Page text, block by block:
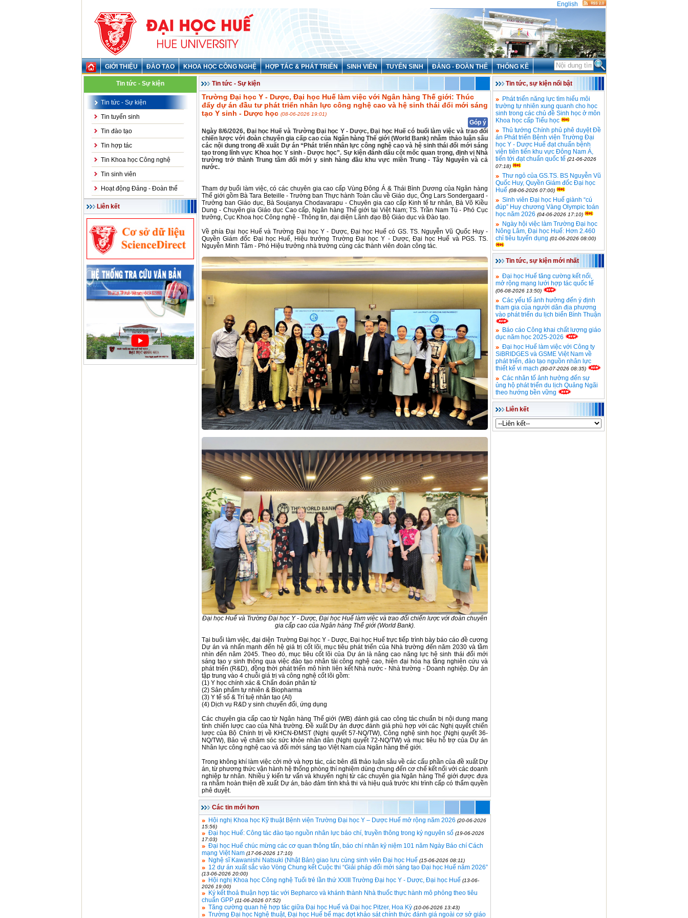
English
GIỚI THIỆU ĐÀO TẠO KHOA HỌC CÔNG NGHỆ HỢP TÁC & PHÁT TRIỂN SINH VIÊN TUYỂN SINH ĐẢNG - ĐOÀN THỂ THỐNG KÊ
Tin tức - Sự kiện
Tin tức - Sự kiện
Tin tuyển sinh
Tin đào tạo
Tin hợp tác
Tin Khoa học Công nghệ
Tin sinh viên
Hoạt động Đảng - Đoàn thể
Liên kết
Tin tức - Sự kiện
Trường Đại học Y - Dược, Đại học Huế làm việc với Ngân hàng Thế giới: Thúc
đẩy dự án đầu tư phát triển nhân lực công nghệ cao và hệ sinh thái đổi mới sáng
tạo Y sinh - Dược học (08-06-2026 19:01)
Góp ý
Ngày 8/6/2026, Đại học Huế và Trường Đại học Y - Dược, Đại học Huế có buổi làm việc và trao đổi
chiến lược với đoàn chuyên gia cấp cao của Ngân hàng Thế giới (World Bank) nhằm thảo luận sâu
các nội dung trong đề xuất Dự án “Phát triển nhân lực công nghệ cao và hệ sinh thái đổi mới sáng
tạo trong lĩnh vực Khoa học Y sinh - Dược học”. Sự kiện đánh dấu cột mốc quan trọng, định vị Nhà
trường trở thành Trung tâm đổi mới y sinh hàng đầu khu vực miền Trung - Tây Nguyên và cả
nước.
Tham dự buổi làm việc, có các chuyên gia cao cấp Vùng Đông Á & Thái Bình Dương của Ngân hàng
Thế giới gồm Bà Tara Beteille - Trưởng ban Thực hành Toàn cầu về Giáo dục, Ông Lars Sondergaard -
Trưởng ban Giáo dục, Bà Soujanya Chodavarapu - Chuyên gia cao cấp Kinh tế tư nhân, Bà Võ Kiều
Dung - Chuyên gia Giáo dục Cao cấp, Ngân hàng Thế giới tại Việt Nam; TS. Trần Nam Tú - Phó Cục
trưởng, Cục Khoa học Công nghệ - Thông tin, đại diện Lãnh đạo Bộ Giáo dục và Đào tạo.
Về phía Đại học Huế và Trường Đại học Y - Dược, Đại học Huế có GS. TS. Nguyễn Vũ Quốc Huy -
Quyền Giám đốc Đại học Huế, Hiệu trưởng Trường Đại học Y - Dược, Đại học Huế và PGS. TS.
Nguyễn Minh Tâm - Phó Hiệu trưởng nhà trường cùng các thành viên đoàn công tác.
Đại học Huế và Trường Đại học Y - Dược, Đại học Huế làm việc và trao đổi chiến lược với đoàn chuyên
gia cấp cao của Ngân hàng Thế giới (World Bank).
Tại buổi làm việc, đại diện Trường Đại học Y - Dược, Đại học Huế trực tiếp trình bày báo cáo đề cương
Dự án và nhấn mạnh đến hệ giá trị cốt lõi, mục tiêu phát triển của Nhà trường đến năm 2030 và tầm
nhìn đến năm 2045. Theo đó, mục tiêu cốt lõi của Dự án là nâng cao năng lực hệ sinh thái đổi mới
sáng tạo y sinh thông qua việc đào tạo nhân tài công nghệ cao, hiện đại hóa hạ tầng nghiên cứu và
phát triển (R&D), đồng thời phát triển mô hình liên kết Nhà nước - Nhà trường - Doanh nghiệp. Dự án
tập trung vào 4 chuỗi giá trị và công nghệ cốt lõi gồm:
(1) Y học chính xác & Chẩn đoán phân tử
(2) Sản phẩm tự nhiên & Biopharma
(3) Y tế số & Trí tuệ nhân tạo (AI)
(4) Dịch vụ R&D y sinh chuyển đổi, ứng dụng
Các chuyên gia cấp cao từ Ngân hàng Thế giới (WB) đánh giá cao công tác chuẩn bị nội dung mang
tính chiến lược cao của Nhà trường.Đề xuất Dự án được đánh giá phù hợp với các Nghị quyết chiến
lược của Bộ Chính trị về KHCN-ĐMST (Nghị quyết 57-NQ/TW), Công nghệ sinh học (Nghị quyết 36-
NQ/TW), Bảo vệ chăm sóc sức khỏe nhân dân (Nghị quyết 72-NQ/TW) và mục tiêu hỗ trợ của Dự án
Nhân lực công nghệ cao và đổi mới sáng tạo Việt Nam của Ngân hàng thế giới.
Trong không khí làm việc cởi mở và hợp tác, các bên đã thảo luận sâu về các cấu phần của đề xuất Dự
án , từ phương thức vận hành hệ thống phòng thí nghiệm dùng chung đến cơ chế kết nối với các doanh
nghiệp tư nhân. Nhiều ý kiến tư vấn và khuyến nghị từ các chuyên gia Ngân hàng Thế giới được đưa
ra nhằm hoàn thiện đề xuất Dự án,bảo đảm tính khả thi và hiệu quả trước khi trình cấp có thẩm quyền
phê duyệt.
Các tin mới hơn
Hội nghị Khoa học Kỹ thuật Bệnh viện Trường Đại học Y – Dược Huế mở rộng năm 2026 (20-06-2026
15:56)
Đại học Huế: Công tác đào tạo nguồn nhân lực báo chí, truyền thông trong kỷ nguyên số (19-06-2026
17:03)
Đại học Huế chúc mừng các cơ quan thông tấn, báo chí nhân kỷ niệm 101 năm Ngày Báo chí Cách
mạng Việt Nam (17-06-2026 17:10)
Nghệ sĩ Kawanishi Natsuki (Nhật Bản) giao lưu cùng sinh viên Đại học Huế (15-06-2026 08:11)
12 dự án xuất sắc vào Vòng Chung kết Cuộc thi “Giải pháp đổi mới sáng tạo Đại học Huế năm 2026”
(13-06-2026 20:00)
Hội nghị Khoa học Công nghệ Tuổi trẻ lần thứ XXIII Trường Đại học Y - Dược, Đại học Huế (13-06-
2026 19:00)
Ký kết thoả thuận hợp tác với Bepharco và khánh thành Nhà thuốc thực hành mô phỏng theo tiêu
chuẩn GPP (11-06-2026 07:52)
Tăng cường quan hệ hợp tác giữa Đại học Huế và Đại học Pitzer, Hoa Kỳ (10-06-2026 13:43)
Trường Đại học Nghệ thuật, Đại học Huế bế mạc đợt khảo sát chính thức đánh giá ngoài cơ sở giáo
Tin tức, sự kiện nổi bật
Phát triển năng lực tìm hiểu môi
trường tự nhiên xung quanh cho học
sinh trong các chủ đề Sinh học ở môn
Khoa học cấp Tiểu học
Thủ tướng Chính phủ phê duyệt Đề
án Phát triển Bệnh viện Trường Đại
học Y - Dược Huế đạt chuẩn bệnh
viện tiên tiến khu vực Đông Nam Á,
tiến tới đạt chuẩn quốc tế (21-06-2026
07:18)
Thư ngỏ của GS.TS. BS Nguyễn Vũ
Quốc Huy, Quyền Giám đốc Đại học
Huế (08-06-2026 07:00)
Sinh viên Đại học Huế giành “cú
đúp” Huy chương Vàng Olympic toán
học năm 2026 (04-06-2026 17:10)
Ngày hội việc làm Trường Đại học
Nông Lâm, Đại học Huế: Hơn 2.460
chỉ tiêu tuyển dụng (01-06-2026 08:00)
Tin tức, sự kiện mới nhất
Đại học Huế tăng cường kết nối,
mở rộng mạng lưới hợp tác quốc tế
(06-08-2026 13:50)
Các yếu tố ảnh hưởng đến ý định
tham gia của người dân địa phương
vào phát triển du lịch biển Bình Thuận
Báo cáo Công khai chất lượng giáo
dục năm học 2025-2026
Đại học Huế làm việc với Công ty
SiBRIDGES và GSME Việt Nam về
phát triển, đào tạo nguồn nhân lực
thiết kế vi mạch (30-07-2026 08:35)
Các nhân tố ảnh hưởng đến sự
ủng hộ phát triển du lịch Quảng Ngãi
theo hướng bền vững
Liên kết